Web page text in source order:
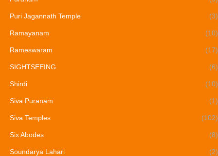
Puri Jagannath Temple (3)
Ramayanam (10)
Rameswaram (17)
SIGHTSEEING (6)
Shirdi (10)
Siva Puranam (1)
Siva Temples (102)
Six Abodes (8)
Soundarya Lahari (2)